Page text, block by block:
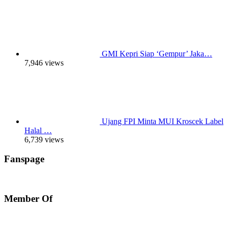
GMI Kepri Siap ‘Gempur’ Jaka…
7,946 views
Ujang FPI Minta MUI Kroscek Label
Halal …
6,739 views
Fanspage
Member Of